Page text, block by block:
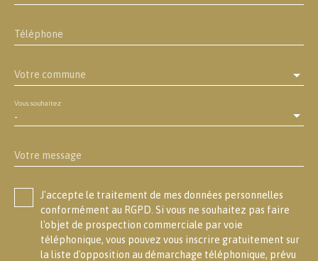
Téléphone
Votre commune
-
Vous souhaitez
Votre message
J'accepte le traitement de mes données personnelles
conformément au RGPD. Si vous ne souhaitez pas faire
l'objet de prospection commerciale par voie
téléphonique, vous pouvez vous inscrire gratuitement sur
la liste d'opposition au démarchage téléphonique, prévu